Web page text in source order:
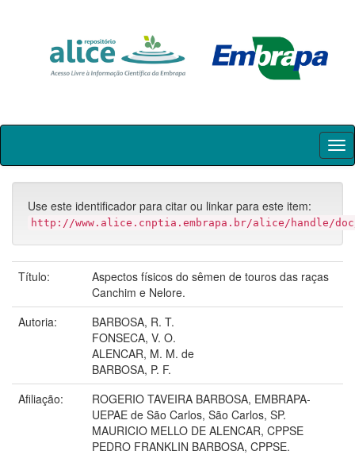
Skip
Use este identificador para citar ou linkar para este item:
http://www.alice.cnptia.embrapa.br/alice/handle/
Título:
Aspectos físicos do sêmen de touros das raças
Canchim e Nelore.
Autoria:
BARBOSA, R. T.
FONSECA, V. O.
ALENCAR, M. M. de
BARBOSA, P. F.
Afiliação:
ROGERIO TAVEIRA BARBOSA, EMBRAPA-
UEPAE de São Carlos, São Carlos, SP.
MAURICIO MELLO DE ALENCAR, CPPSE
PEDRO FRANKLIN BARBOSA, CPPSE.